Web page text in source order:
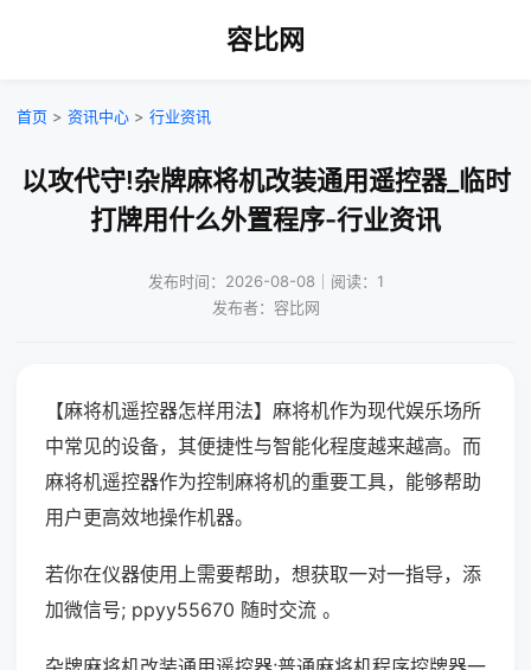
容比网
首页 > 资讯中心 > 行业资讯
以攻代守!杂牌麻将机改装通用遥控器_临时
打牌用什么外置程序-行业资讯
发布时间：2026-08-08｜阅读：1
发布者：容比网
【麻将机遥控器怎样用法】麻将机作为现代娱乐场所
中常见的设备，其便捷性与智能化程度越来越高。而
麻将机遥控器作为控制麻将机的重要工具，能够帮助
用户更高效地操作机器。
若你在仪器使用上需要帮助，想获取一对一指导，添
加微信号; ppyy55670 随时交流 。